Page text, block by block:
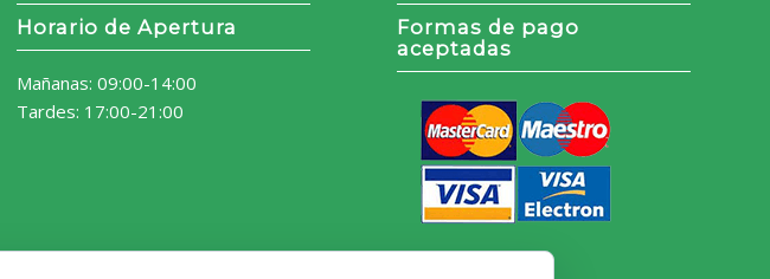
Horario de Apertura
Mañanas: 09:00-14:00
Tardes: 17:00-21:00
Formas de pago
aceptadas